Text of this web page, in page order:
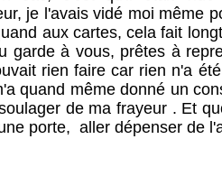
je l'avais vidé moi même
aux cartes, cela fait
garde à vous, prêtes à
rien faire car rien n'a
quand même donné un
de ma frayeur . Et
porte, aller dépenser de